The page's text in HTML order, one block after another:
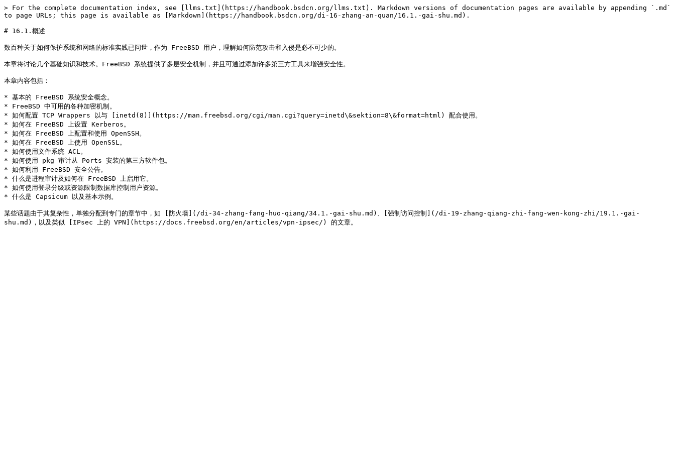
> For the complete documentation index, see [llms.txt](https://handbook.bsdcn.org/llms.txt). Markdown versions of documentation pages are available by appending `.md`
to page URLs; this page is available as [Markdown](https://handbook.bsdcn.org/di-16-zhang-an-quan/16.1.-gai-shu.md).
# 16.1.概述
数百种关于如何保护系统和网络的标准实践已问世，作为 FreeBSD 用户，理解如何防范攻击和入侵是必不可少的。
本章将讨论几个基础知识和技术。FreeBSD 系统提供了多层安全机制，并且可通过添加许多第三方工具来增强安全性。
本章内容包括：
* 基本的 FreeBSD 系统安全概念。
* FreeBSD 中可用的各种加密机制。
* 如何配置 TCP Wrappers 以与 [inetd(8)](https://man.freebsd.org/cgi/man.cgi?query=inetd\&sektion=8\&format=html) 配合使用。
* 如何在 FreeBSD 上设置 Kerberos。
* 如何在 FreeBSD 上配置和使用 OpenSSH。
* 如何在 FreeBSD 上使用 OpenSSL。
* 如何使用文件系统 ACL。
* 如何使用 pkg 审计从 Ports 安装的第三方软件包。
* 如何利用 FreeBSD 安全公告。
* 什么是进程审计及如何在 FreeBSD 上启用它。
* 如何使用登录分级或资源限制数据库控制用户资源。
* 什么是 Capsicum 以及基本示例。
某些话题由于其复杂性，单独分配到专门的章节中，如 [防火墙](/di-34-zhang-fang-huo-qiang/34.1.-gai-shu.md)、[强制访问控制](/di-19-zhang-qiang-zhi-fang-wen-kong-zhi/19.1.-gai-